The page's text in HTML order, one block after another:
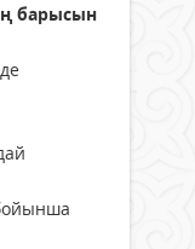
барысын